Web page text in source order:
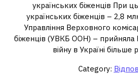
українських біженців При
українських біженців – 2,8
Управління Верховного
біженців (УВКБ ООН) – прийняла
війну в Україні більше
Category: